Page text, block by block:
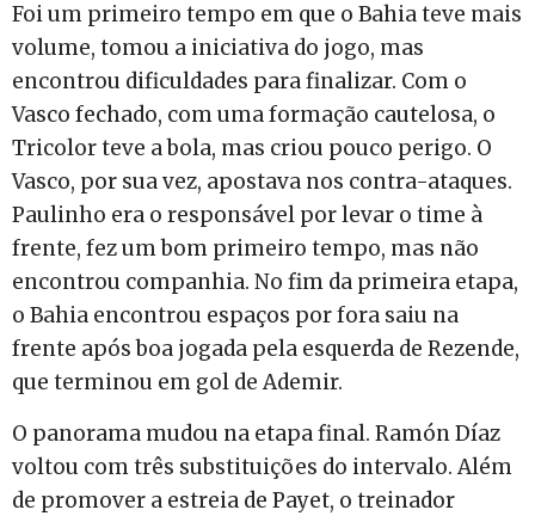
Foi um primeiro tempo em que o Bahia teve mais
volume, tomou a iniciativa do jogo, mas
encontrou dificuldades para finalizar. Com o
Vasco fechado, com uma formação cautelosa, o
Tricolor teve a bola, mas criou pouco perigo. O
Vasco, por sua vez, apostava nos contra-ataques.
Paulinho era o responsável por levar o time à
frente, fez um bom primeiro tempo, mas não
encontrou companhia. No fim da primeira etapa,
o Bahia encontrou espaços por fora saiu na
frente após boa jogada pela esquerda de Rezende,
que terminou em gol de Ademir.
O panorama mudou na etapa final. Ramón Díaz
voltou com três substituições do intervalo. Além
de promover a estreia de Payet, o treinador